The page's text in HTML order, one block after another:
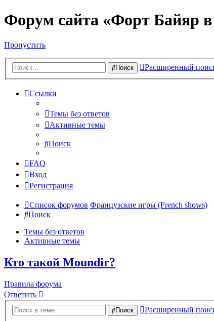
Форум сайта «Форт Байяр в
Пропустить
Поиск Расширенный
Ссылки
Темы без ответов
Активные темы
Поиск
FAQ
Вход
Регистрация
Список форумов Французские игры (French shows)
Поиск
Темы без ответов
Активные темы
Кто такой Moundir?
Правила форума
Ответить
Поиск
Расширенный